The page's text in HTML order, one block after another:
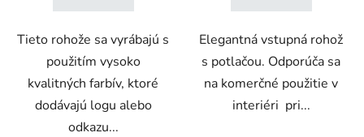
Tieto rohože sa vyrábajú s
použitím vysoko
kvalitných farbív, ktoré
dodávajú logu alebo
odkazu...
Elegantná vstupná rohož
s potlačou. Odporúča sa
na komerčné použitie v
interiéri pri...